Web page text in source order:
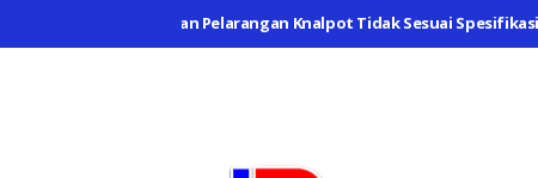
Sosialisasikan Pelarangan Knalpot Tidak Sesuai Spesifikasi Teknis